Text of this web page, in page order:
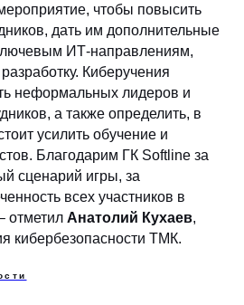
чтобы повысить
дать им дополнительные
ИТ-направлениям,
Киберучения
неформальных лидеров и
а также определить, в
усилить обучение и
Благодарим ГК Softline за
сценарий игры, за
всех участников в
отметил Анатолий Кухаев,
кибербезопасности ТМК.